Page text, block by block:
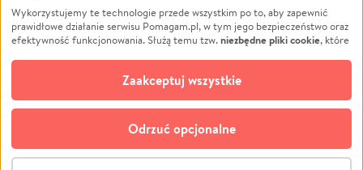
Pomoc Finansowa
Projekty
Pogrzeb
Społeczność lokalna
Kultura
Edukacja
Podróż
Impreza
Ochrona środowiska
Biznes
© CROWDING SP. Z O.O.
Wykorzystujemy te technologie przede wszystkim po to, aby zapewnić
prawidłowe działanie serwisu Pomagam.pl, w tym jego bezpieczeństwo oraz
efektywność funkcjonowania. Służą temu tzw.niezbędne pliki cookie, które
opcjonalnych plików cookie
technologii do celów analitycznych i retargetingowych. Możesz wyrazić
zgodę na ich stosowanie lub jej odmówić. W dowolnym momencie masz
możliwość zmiany swoich preferencji na stronie „Zarządzaj zgodami cookie”,
do której link znajdziesz w stopce serwisu Pomagam.pl. Opcjonalne pliki
cookie wykorzystywane są w następujących celach:
Odrzuć opcjonalne
Zaakceptuj wszystkie